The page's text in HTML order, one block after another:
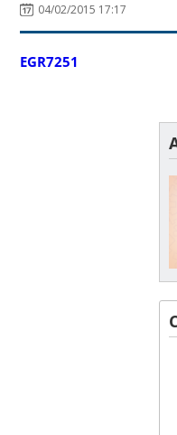
04/02/2015 17:17
EGR7251